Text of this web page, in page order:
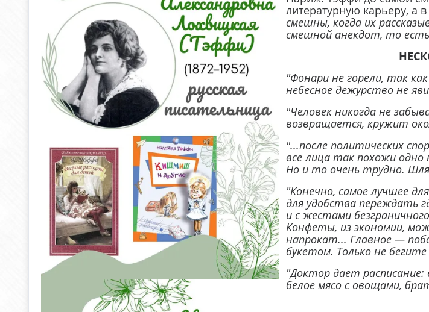
литературную карьеру, а
смешны, когда их
смешной анекдот, то
"Фонари не горели, так
небесное дежурство не
"Человек никогда не
возвращается, кружит
"...после политических
все лица так похожи одно
Но и то очень трудно.
"Конечно, самое лучшее
для удобства переждать
и с жестами
Конфеты, из экономии,
напрокат... Главное —
букетом. Только не
"Доктор дает
белое мясо с овощами,